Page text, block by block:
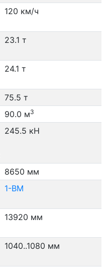
120 км/ч
23.1 т
24.1 т
75.5 т
90.0 м3
245.5 кН
8650 мм
1-ВМ
13920 мм
1040..1080 мм